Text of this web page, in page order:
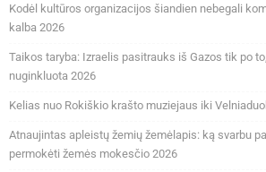
Kodėl kultūros organizacijos šiandien nebegali
kalba 2026
Taikos taryba: Izraelis pasitrauks iš Gazos tik po
nuginkluota 2026
Kelias nuo Rokiškio krašto muziejaus iki
Atnaujintas apleistų žemių žemėlapis: ką svarbu
permokėti žemės mokesčio 2026